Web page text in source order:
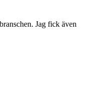
Jag fick även